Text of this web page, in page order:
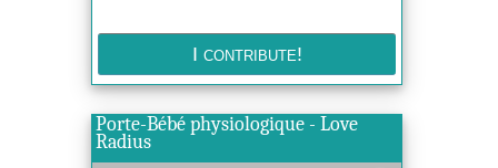
Porte-Bébé physiologique - Love
Radius